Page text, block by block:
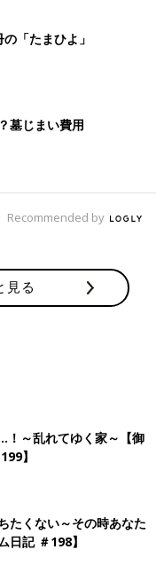
のがおススメです…。
で、大抵の汚れはせっ
かす手間、敷く手間、
片付け編】
おたくでマンガ家でマ
上手！ 一大センセー
婚活コミック」著者、
「たまひよ」
墓じまい費用
Recommended by
見る
！～乱れてゆく家～【御
】
たくない～その時あなた
日記 ＃198】